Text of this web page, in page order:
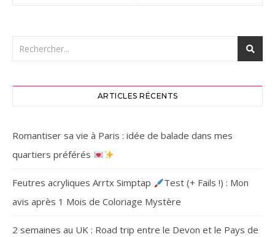
ARTICLES RÉCENTS
Romantiser sa vie à Paris : idée de balade dans mes
quartiers préférés
Feutres acryliques Arrtx Simptap
Test (+ Fails !) : Mon
avis après 1 Mois de Coloriage Mystère
2 semaines au UK : Road trip entre le Devon et le Pays de